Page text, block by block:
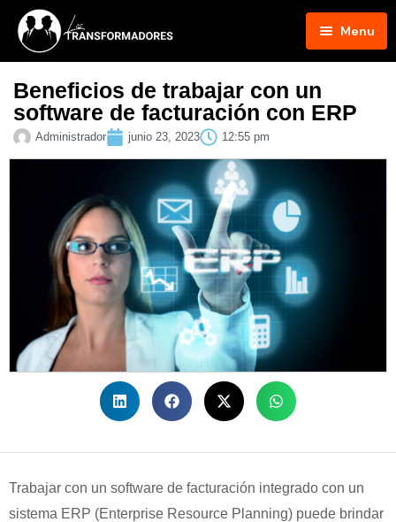
Menu
Blog
Podcast
Hosts
Contacto
Beneficios de trabajar con un
software de facturación con ERP
Administrador junio 23, 2023 12:55 pm
Trabajar con un software de facturación integrado con un
sistema ERP (Enterprise Resource Planning) puede brindar